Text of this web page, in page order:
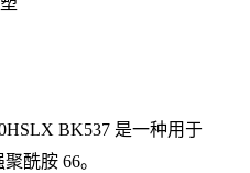
BK537 是一种用于
酰胺 66。